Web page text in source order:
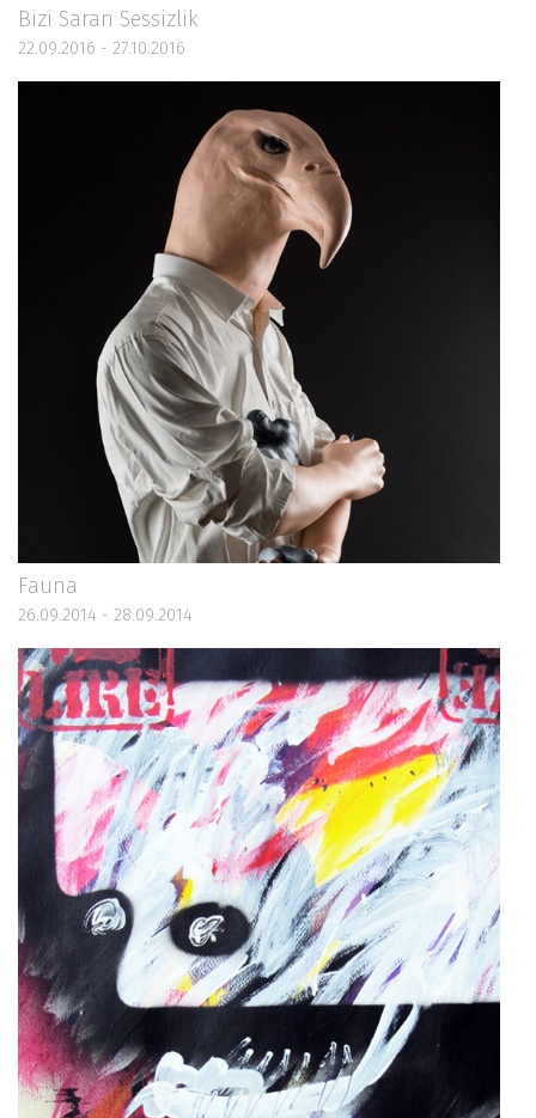
Bizi Saran Sessizlik
22.09.2016 - 27.10.2016
Fauna
26.09.2014 - 28.09.2014